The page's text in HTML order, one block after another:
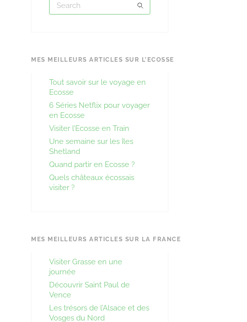
MES MEILLEURS ARTICLES SUR L’ECOSSE
Tout savoir sur le voyage en
Ecosse
6 Séries Netflix pour voyager
en Ecosse
Visiter l’Ecosse en Train
Une semaine sur les îles
Shetland
Quand partir en Ecosse ?
Quels châteaux écossais
visiter ?
MES MEILLEURS ARTICLES SUR LA FRANCE
Visiter Grasse en une
journée
Découvrir Saint Paul de
Vence
Les trésors de l’Alsace et des
Vosges du Nord